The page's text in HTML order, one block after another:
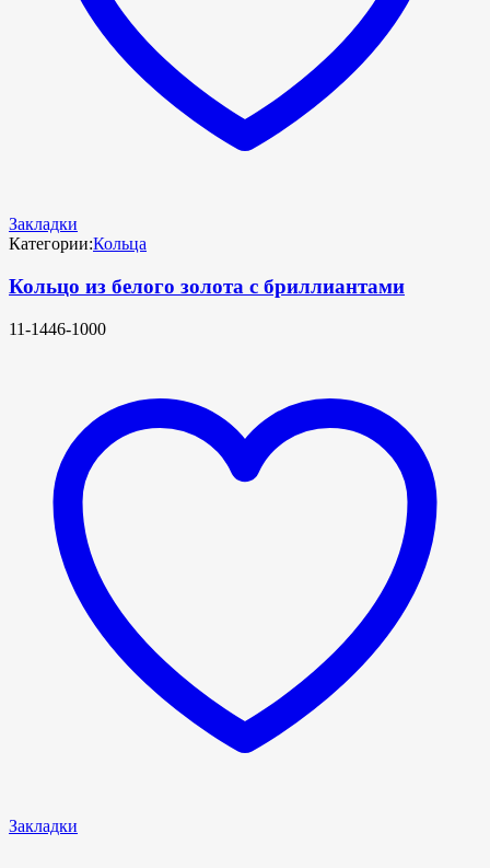
Закладки
Категории:Кольца
Кольцо из белого золота с бриллиантами
11-1446-1000
Закладки